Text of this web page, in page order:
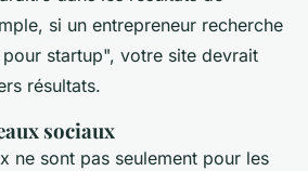
si un entrepreneur recherche
startup", votre site devrait
résultats.
sociaux
ne sont pas seulement pour les